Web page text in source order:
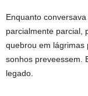
Enquanto
parcialmente parcial,
quebrou em lágrimas
sonhos preveessem.
legado.